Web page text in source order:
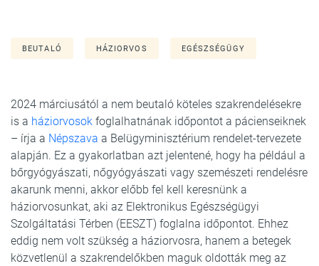
BEUTALÓ HÁZIORVOS EGÉSZSÉGÜGY
2024 márciusától a nem beutaló köteles szakrendelésekre
is a háziorvosok foglalhatnának időpontot a pácienseiknek
– írja a Népszava a Belügyminisztérium rendelet-tervezete
alapján. Ez a gyakorlatban azt jelentené, hogy ha például a
bőrgyógyászati, nőgyógyászati vagy szemészeti rendelésre
akarunk menni, akkor előbb fel kell keresnünk a
háziorvosunkat, aki az Elektronikus Egészségügyi
Szolgáltatási Térben (EESZT) foglalna időpontot. Ehhez
eddig nem volt szükség a háziorvosra, hanem a betegek
közvetlenül a szakrendelőkben maguk oldották meg az